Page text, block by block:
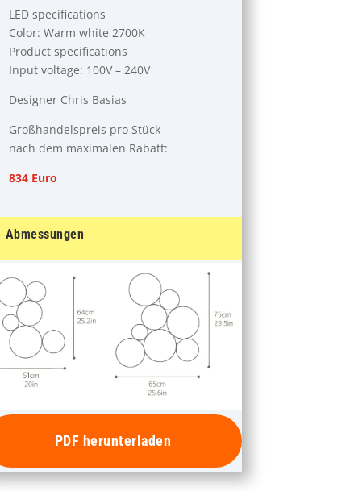
LED specifications
Color: Warm white 2700K
Product specifications
Input voltage: 100V – 240V
Designer Chris Basias
Großhandelspreis pro Stück
nach dem maximalen Rabatt:
834 Euro
Abmessungen
PDF herunterladen